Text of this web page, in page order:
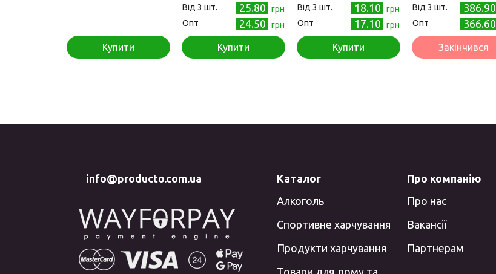
Купити
Від 3 шт.
25.80
грн
Опт
24.50 грн
Купити
Від 3 шт.
18.10
грн
Опт
17.10 грн
Купити
Від 3 шт.
386.90
Опт
366.60
Закінчився
info@producto.com.ua
Каталог
Алкоголь
Спортивне харчування
Продукти харчування
Товари для дому та
Про компанію
Про нас
Вакансії
Партнерам